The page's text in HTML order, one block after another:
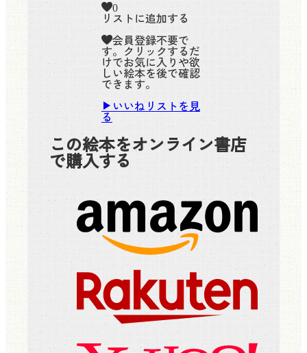
0
リストに追加する
会員登録不要で
す。クリックするだ
けでお気に入りや欲
しい絵本を後で確認
できます。
いいねリストを見
る
この絵本をオンライン書店
で購入する